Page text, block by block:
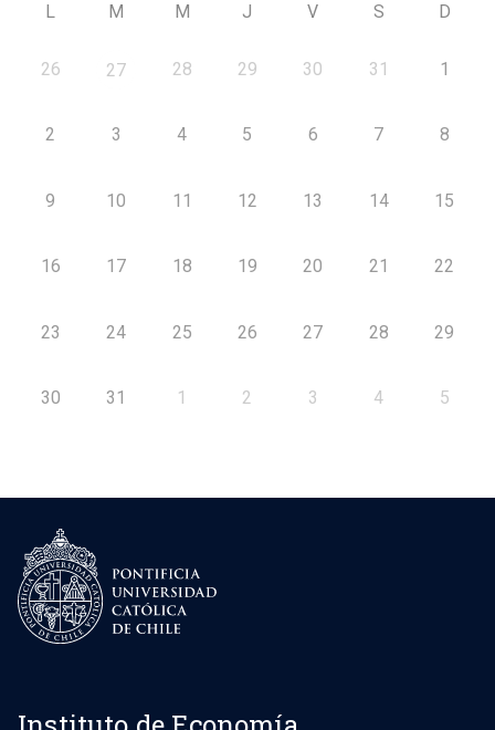
L M M J V S D
26 27 28 29 30 31 1
2 3 4 5 6 7 8
9 10 11 12 13 14 15
16 17 18 19 20 21 22
23 24 25 26 27 28 29
30 31 1 2 3 4 5